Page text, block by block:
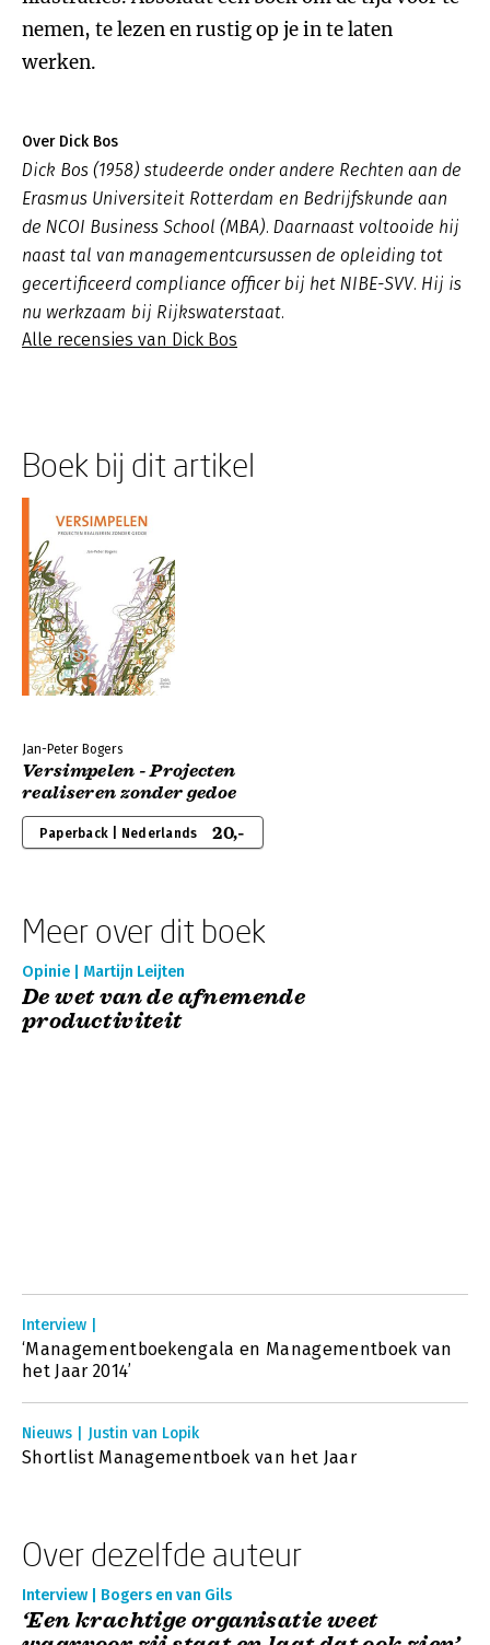
nemen, te lezen en rustig op je in te laten
werken.
Over Dick Bos
Dick Bos (1958) studeerde onder andere Rechten aan de
Erasmus Universiteit Rotterdam en Bedrijfskunde aan
de NCOI Business School (MBA). Daarnaast voltooide hij
naast tal van managementcursussen de opleiding tot
gecertificeerd compliance officer bij het NIBE-SVV. Hij is
nu werkzaam bij Rijkswaterstaat.
Alle recensies van Dick Bos
Boek bij dit artikel
Jan-Peter Bogers
Versimpelen - Projecten
realiseren zonder gedoe
Paperback | Nederlands 20,-
Meer over dit boek
Opinie | Martijn Leijten
De wet van de afnemende
productiviteit
Interview |
‘Managementboekengala en Managementboek van
het Jaar 2014’
Nieuws | Justin van Lopik
Shortlist Managementboek van het Jaar
Over dezelfde auteur
Interview | Bogers en van Gils
‘Een krachtige organisatie weet